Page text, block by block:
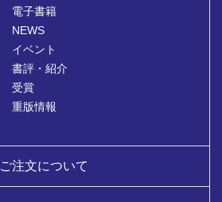
電子書籍
NEWS
イベント
書評・紹介
受賞
重版情報
ご注文について